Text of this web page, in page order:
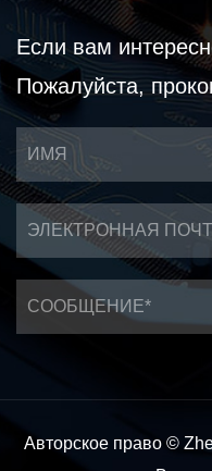
Если вам
Пожалуйста,
Авторское право ©